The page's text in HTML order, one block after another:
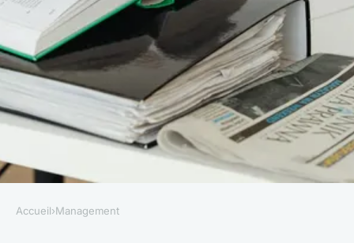
MANAGEMENT
Accueil›Management